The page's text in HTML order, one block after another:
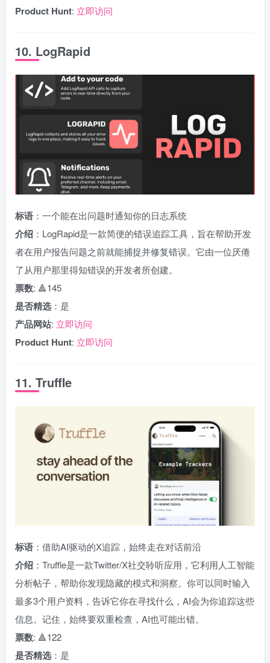
Product Hunt: 立即访问
10. LogRapid
标语 ：一个能在出问题时通知你的日志系统
介绍 ：LogRapid是一款简便的错误追踪工具，旨在帮助开发
者在用户报告问题之前就能捕捉并修复错误。它由一位厌倦
了从用户那里得知错误的开发者所创建。
票数: 🔺145
是否精选 ：是
产品网站: 立即访问
Product Hunt: 立即访问
11. Truffle
标语 ：借助AI驱动的X追踪，始终走在对话前沿
介绍 ：Truffle是一款Twitter/X社交聆听应用，它利用人工智能
分析帖子，帮助你发现隐藏的模式和洞察。你可以同时输入
最多3个用户资料，告诉它你在寻找什么，AI会为你追踪这些
信息。记住，始终要双重检查，AI也可能出错。
票数: 🔺122
是否精选 ：是